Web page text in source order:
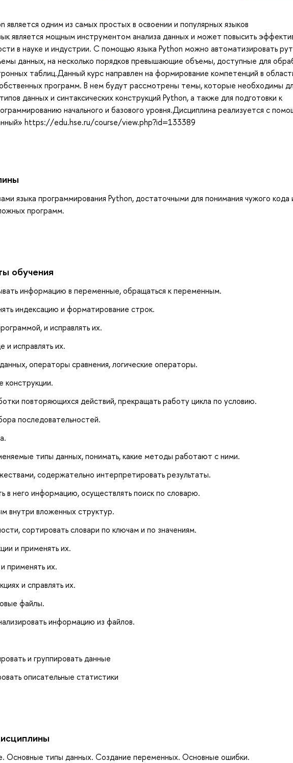
является одним из самых простых в освоении и популярных языков
является мощным инструментом анализа данных и может повысить
в науке и индустрии. С помощью языка Python можно автоматизировать
данных, на несколько порядков превышающие объемы, доступные для
таблиц.Данный курс направлен на формирование компетенций в
программ. В нем будут рассмотрены темы, которые необходимы
данных и синтаксических конструкций Python, а также для подготовки к
начального и базового уровня.Дисциплина реализуется с
https://edu.hse.ru/course/view.php?id=133389
языка программирования Python, достаточными для понимания чужого кода
программ.
обучения
информацию в переменные, обращаться к переменным.
индексацию и форматирование строк.
и исправлять их.
и исправлять их.
операторы сравнения, логические операторы.
конструкции.
повторяющихся действий, прекращать работу цикла по условию.
последовательностей.
типы данных, понимать, какие методы работают с ними.
содержательно интерпретировать результаты.
в него информацию, осуществлять поиск по словарю.
внутри вложенных структур.
сортировать словари по ключам и по значениям.
и применять их.
применять их.
и справлять их.
файлы.
информацию из файлов.
и группировать данные
описательные статистики
Основные типы данных. Создание переменных. Основные ошибки.